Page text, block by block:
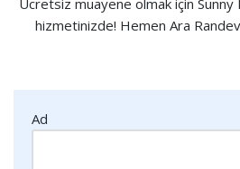
Ücretsiz muayene olmak için
hizmetinizde! Hemen Ara
Ad